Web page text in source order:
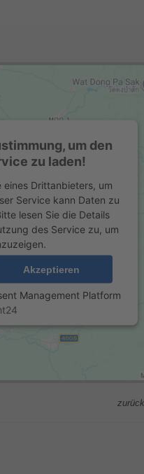
um den
zu laden!
Drittanbieters, um
Service kann Daten zu
lesen Sie die Details
des Service zu, um
Akzeptieren
Management Platform
zurück